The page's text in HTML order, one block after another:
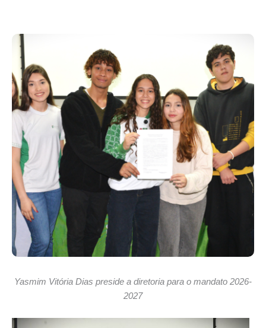
Yasmim Vitória Dias preside a diretoria para o mandato 2026-
2027